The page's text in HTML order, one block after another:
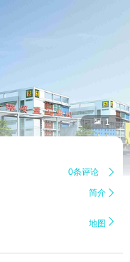
 1
0条评论 
简介 
地图 